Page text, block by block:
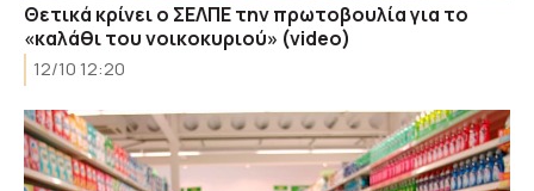
Θετικά κρίνει ο ΣΕΛΠΕ την πρωτοβουλία για το
«καλάθι του νοικοκυριού» (video)
12/10 12:20